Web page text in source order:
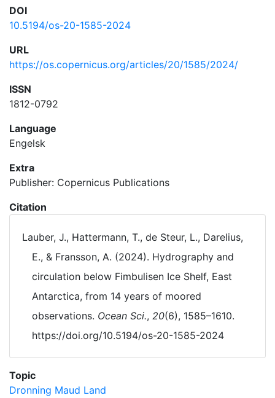
DOI
10.5194/os-20-1585-2024
URL
https://os.copernicus.org/articles/20/1585/2024/
ISSN
1812-0792
Language
Engelsk
Extra
Publisher: Copernicus Publications
Citation
Lauber, J., Hattermann, T., de Steur, L., Darelius,
E., & Fransson, A. (2024). Hydrography and
circulation below Fimbulisen Ice Shelf, East
Antarctica, from 14 years of moored
observations. Ocean Sci., 20(6), 1585–1610.
https://doi.org/10.5194/os-20-1585-2024
Topic
Dronning Maud Land